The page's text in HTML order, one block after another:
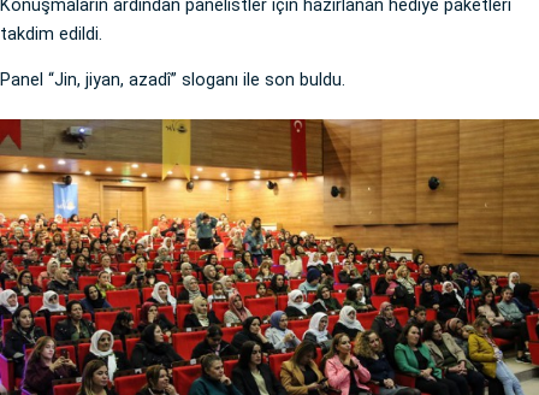
Konuşmaların ardından panelistler için hazırlanan hediye paketleri
takdim edildi.
Panel “Jin, jiyan, azadî” sloganı ile son buldu.